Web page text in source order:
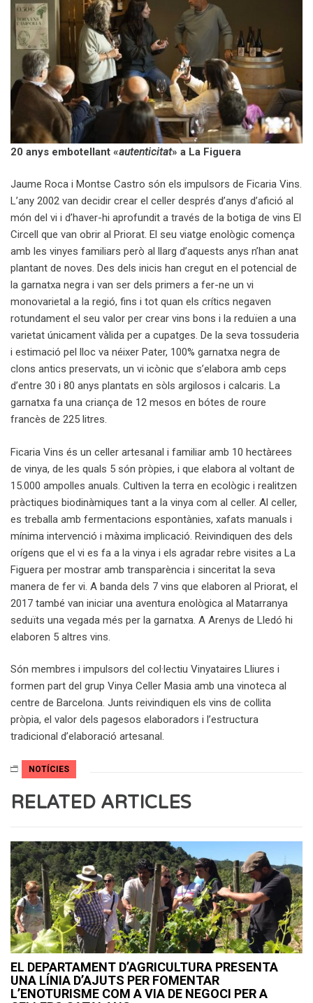
20 anys embotellant «autenticitat» a La Figuera
Jaume Roca i Montse Castro són els impulsors de Ficaria Vins.
L’any 2002 van decidir crear el celler després d’anys d’afició al
món del vi i d’haver-hi aprofundit a través de la botiga de vins El
Circell que van obrir al Priorat. El seu viatge enològic comença
amb les vinyes familiars però al llarg d’aquests anys n’han anat
plantant de noves. Des dels inicis han cregut en el potencial de
la garnatxa negra i van ser dels primers a fer-ne un vi
monovarietal a la regió, fins i tot quan els crítics negaven
rotundament el seu valor per crear vins bons i la reduïen a una
varietat únicament vàlida per a cupatges. De la seva tossuderia
i estimació pel lloc va néixer Pater, 100% garnatxa negra de
clons antics preservats, un vi icònic que s’elabora amb ceps
d’entre 30 i 80 anys plantats en sòls argilosos i calcaris. La
garnatxa fa una criança de 12 mesos en bótes de roure
francès de 225 litres.
Ficaria Vins és un celler artesanal i familiar amb 10 hectàrees
de vinya, de les quals 5 són pròpies, i que elabora al voltant de
15.000 ampolles anuals. Cultiven la terra en ecològic i realitzen
pràctiques biodinàmiques tant a la vinya com al celler. Al celler,
es treballa amb fermentacions espontànies, xafats manuals i
mínima intervenció i màxima implicació. Reivindiquen des dels
orígens que el vi es fa a la vinya i els agradar rebre visites a La
Figuera per mostrar amb transparència i sinceritat la seva
manera de fer vi. A banda dels 7 vins que elaboren al Priorat, el
2017 també van iniciar una aventura enològica al Matarranya
seduïts una vegada més per la garnatxa. A Arenys de Lledó hi
elaboren 5 altres vins.
Són membres i impulsors del col·lectiu Vinyataires Lliures i
formen part del grup Vinya Celler Masia amb una vinoteca al
centre de Barcelona. Junts reivindiquen els vins de collita
pròpia, el valor dels pagesos elaboradors i l’estructura
tradicional d’elaboració artesanal.
NOTÍCIES
RELATED ARTICLES
EL DEPARTAMENT D’AGRICULTURA PRESENTA
UNA LÍNIA D’AJUTS PER FOMENTAR
L’ENOTURISME COM A VIA DE NEGOCI PER A